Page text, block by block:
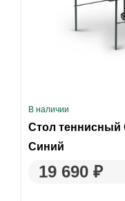
В наличии
Стол теннисный
Синий
19 690 ₽